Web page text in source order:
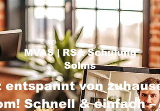
MVAS | RSA Schulung
Solms
entspannt von
Schnell & einfach –